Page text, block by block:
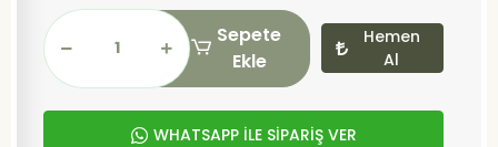
Sepete
Ekle
Hemen
Al
WHATSAPP İLE SİPARİŞ VER